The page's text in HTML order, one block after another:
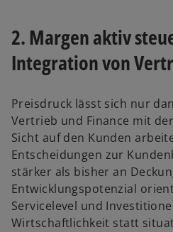
2. Margen aktiv
Integration von
Preisdruck lässt sich nur
Vertrieb und Finance mit
Sicht auf den Kunden
Entscheidungen zur
stärker als bisher an
Entwicklungspotenzial
Servicelevel und
Wirtschaftlichkeit statt